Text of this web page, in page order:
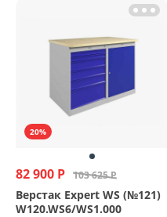
20%
82 900 Р 103 625 Р
Верстак Expert WS (№121)
W120.WS6/WS1.000